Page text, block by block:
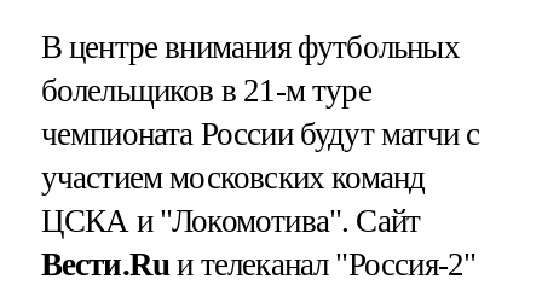
В центре внимания футбольных
болельщиков в 21-м туре
чемпионата России будут матчи с
участием московских команд
ЦСКА и "Локомотива". Сайт
Вести.Ruи телеканал "Россия-2"